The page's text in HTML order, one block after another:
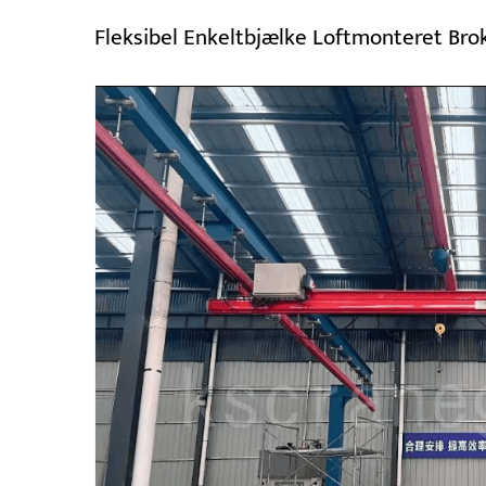
Fleksibel Enkeltbjælke Loftmonteret